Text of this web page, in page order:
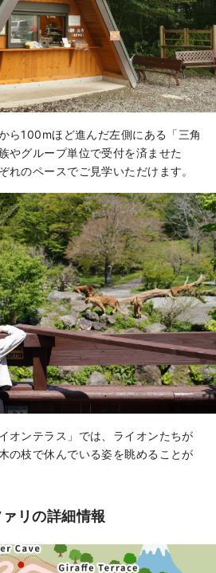
ら100mほど進んだ左側にある「三角
やグループ単位で受付を済ませた
れのペースでご見学いただけます。
オンテラス」では、ライオンたちが
の枝で休んでいる姿を眺めることが
リの詳細情報